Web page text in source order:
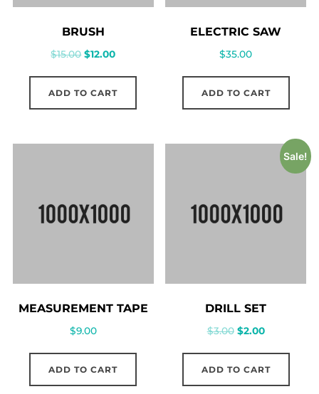
BRUSH
$15.00 $12.00
ADD TO CART
ELECTRIC SAW
$35.00
ADD TO CART
MEASUREMENT TAPE
$9.00
ADD TO CART
Sale!
DRILL SET
$3.00 $2.00
ADD TO CART